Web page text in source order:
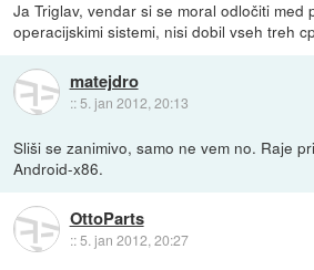
Ja Triglav, vendar si se moral odločiti med
operacijskimi sistemi, nisi dobil vseh treh
matejdro
:: 5. jan 2012, 20:13
Sliši se zanimivo, samo ne vem no. Raje
Android-x86.
OttoParts
::5. jan 2012, 20:27